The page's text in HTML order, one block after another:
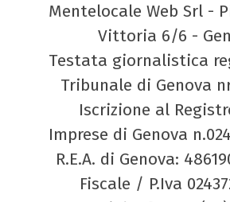
Mentelocale Web Srl -
Vittoria 6/6 -
Testata giornalistica
Tribunale di Genova
Iscrizione al
Imprese di Genova
R.E.A. di Genova:
Fiscale / P.Iva